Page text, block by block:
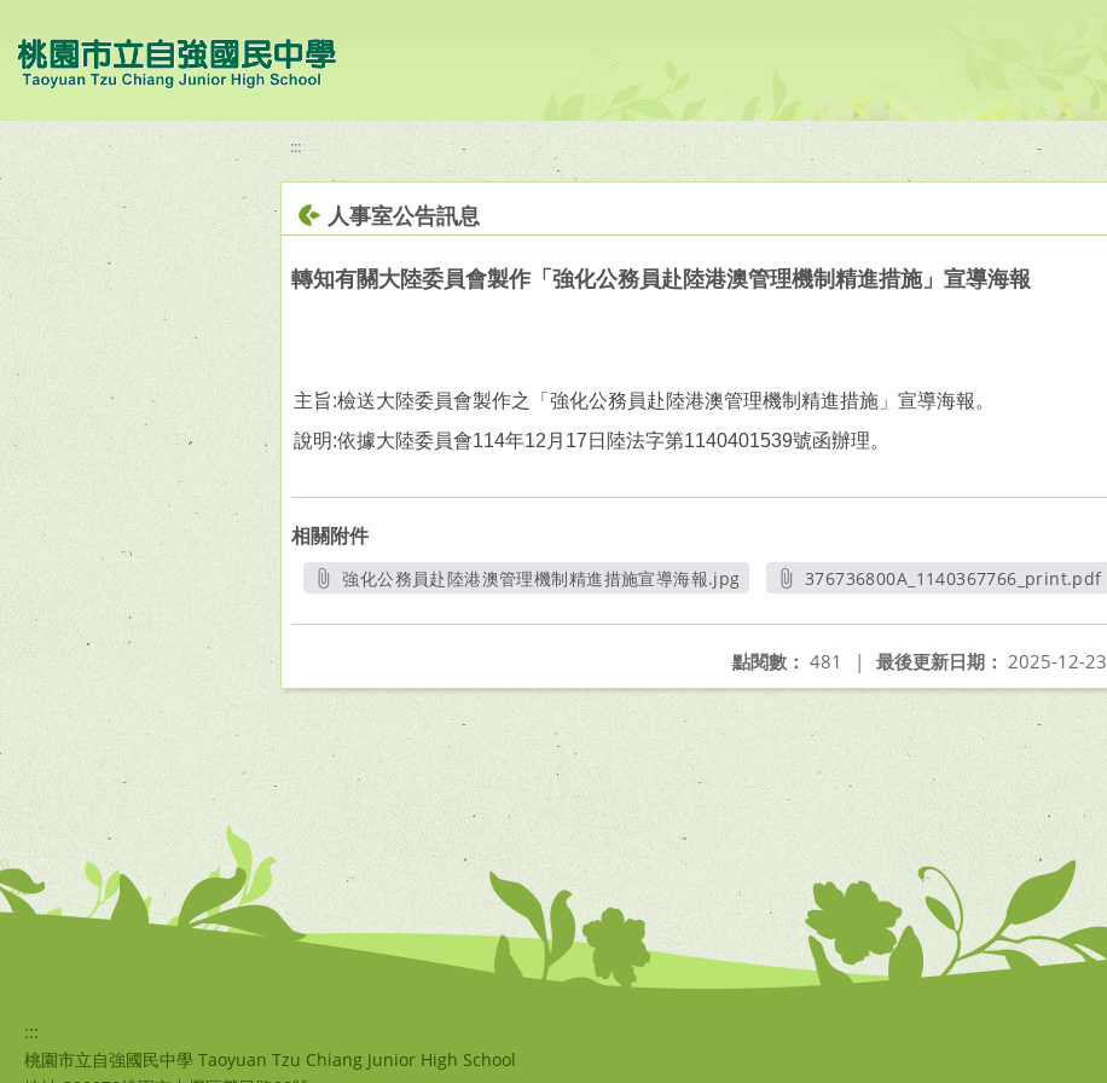
:::
人事室公告訊息
轉知有關大陸委員會製作「強化公務員赴陸港澳管理機制精進措施」宣導海報
主旨:檢送大陸委員會製作之「強化公務員赴陸港澳管理機制精進措施」宣導海報。
說明:依據大陸委員會114年12月17日陸法字第1140401539號函辦理。
相關附件
強化公務員赴陸港澳管理機制精進措施宣導海報.jpg
376736800A_1140367766_print.pdf
最後更新日期： 2025-12-23
點閱數： 481 |
:::
桃園市立自強國民中學 Taoyuan Tzu Chiang Junior High School